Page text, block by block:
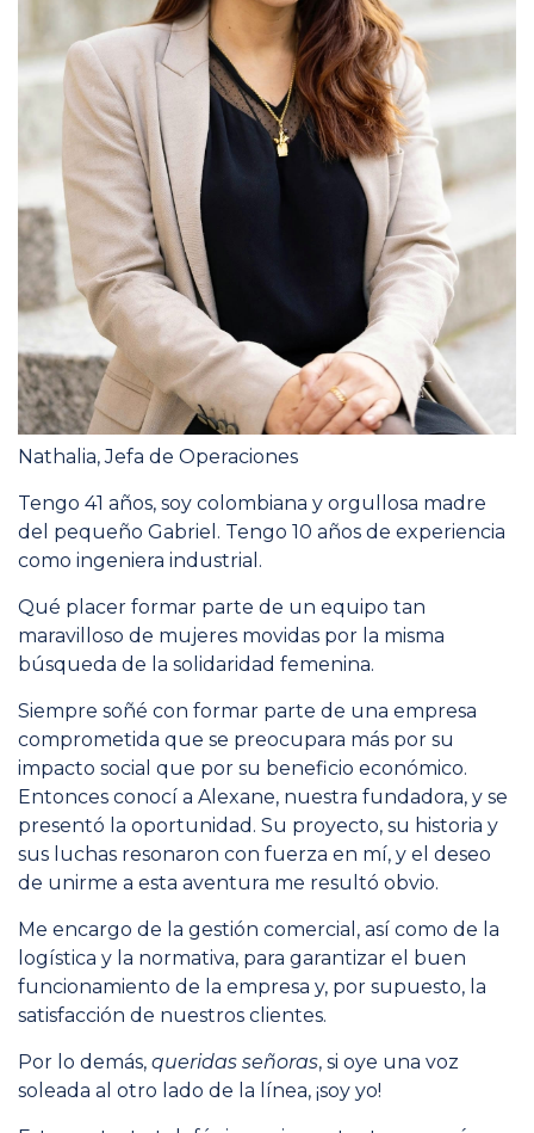
Nathalia, Jefa de Operaciones
Tengo 41 años, soy colombiana y orgullosa madre
del pequeño Gabriel. Tengo 10 años de experiencia
como ingeniera industrial.
Qué placer formar parte de un equipo tan
maravilloso de mujeres movidas por la misma
búsqueda de la solidaridad femenina.
Siempre soñé con formar parte de una empresa
comprometida que se preocupara más por su
impacto social que por su beneficio económico.
Entonces conocí a Alexane, nuestra fundadora, y se
presentó la oportunidad. Su proyecto, su historia y
sus luchas resonaron con fuerza en mí, y el deseo
de unirme a esta aventura me resultó obvio.
Me encargo de la gestión comercial, así como de la
logística y la normativa, para garantizar el buen
funcionamiento de la empresa y, por supuesto, la
satisfacción de nuestros clientes.
Por lo demás, queridas señoras, si oye una voz
soleada al otro lado de la línea, ¡soy yo!